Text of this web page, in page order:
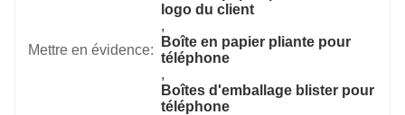
Mettre en évidence:
logo du client
,
Boîte en papier pliante pour
téléphone
,
Boîtes d'emballage blister pour
téléphone